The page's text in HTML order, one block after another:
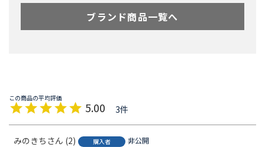
ブランド商品一覧へ
5.00 3
みのきち 2 購入者
非公開